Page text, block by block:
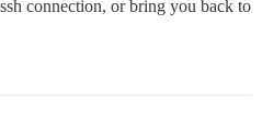
connection, or bring you back to